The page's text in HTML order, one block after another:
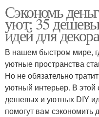
Сэкономь
уют: 35
идей для
В нашем быстром мире,
уютные пространства
Но не обязательно
уютный интерьер. В
дешевых и уютных DIY
помогут вам сэкономить